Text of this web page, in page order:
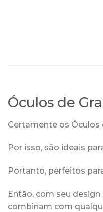
Óculos de
Certamente os Óculos
Por isso, são ideais
Portanto, perfeitos
Então, com seu
combinam com